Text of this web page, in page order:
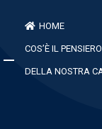
HOME
COS’È IL
DELLA NOSTRA